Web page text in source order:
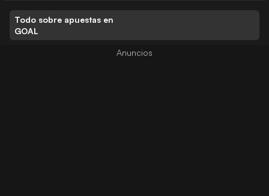
Todo sobre apuestas en
GOAL